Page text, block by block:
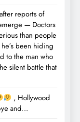
reports of
— Doctors
than people
been hiding
to the man who
silent battle that
, Hollywood
and…